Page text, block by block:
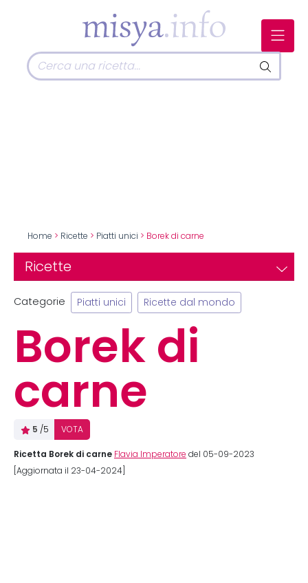
Home > Ricette > Piatti unici > Borek di carne
Ricette
Categorie Piatti unici Ricette dal mondo
Borek di
carne
5 /5 VOTA
Ricetta Borek di carne Flavia Imperatore del 05-09-2023
[Aggiornata il 23-04-2024]